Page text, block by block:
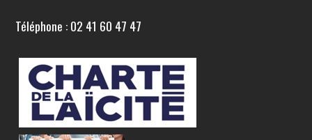
Téléphone : 02 41 60 47 47